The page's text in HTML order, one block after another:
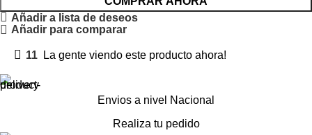
Añadir a lista de deseos
Añadir para comparar
11 La gente viendo este producto ahora!
Envios a nivel Nacional
Realiza tu pedido